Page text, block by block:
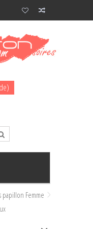
+
papillon Femme